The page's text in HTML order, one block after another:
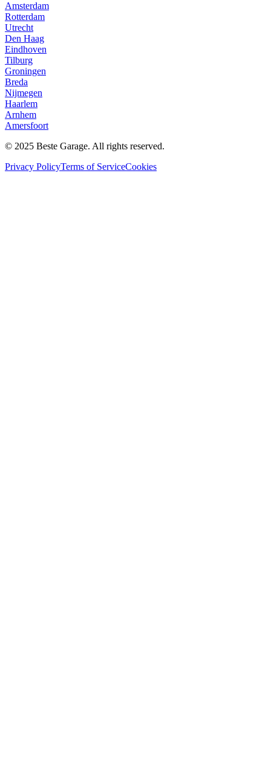
Amsterdam
Rotterdam
Utrecht
Den Haag
Eindhoven
Tilburg
Groningen
Breda
Nijmegen
Haarlem
Arnhem
Amersfoort
© 2025 Beste Garage. All rights reserved.
Privacy PolicyTerms of ServiceCookies